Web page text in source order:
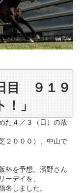
目 ９１９
」
た４／３（日）の放
２０００）、中山で
杯を予想。濱野さん
ーデイを、
名しました。